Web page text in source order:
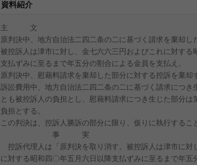
資料紹介
主 文
原判決中、地方自治法二四二条の二に基づく請求を棄却し
被控訴人は津市に対し、金七六六三円およびこれに対する
支払ずみに至るまで年五分の割合による金員を支払え。
原判決中、慰藉料請求を棄却した部分に対する控訴を棄却
訴訟費用中、地方自治法二四二条の二に基づく請求につき
とも被控訴人の負担とし、慰藉料請求につき生じた部分は
負担とする。
この判決は、控訴人勝訴の部分に限り、仮りに執行するこ
事 実
控訴代理人は「原判決を取り消す。被控訴人は津市に対
に対する昭和四〇年五月六日以降支払ずみに至るまで年五